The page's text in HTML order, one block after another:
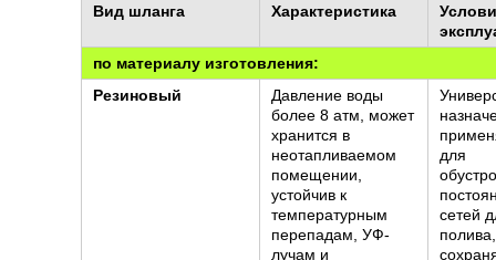
Вид шланга Характеристика
по материалу изготовления:
Резиновый
Давление воды
более 8 атм, может
хранится в
неотапливаемом
помещении,
устойчив к
температурным
перепадам, УФ-
лучам и
для
сетей
полива,